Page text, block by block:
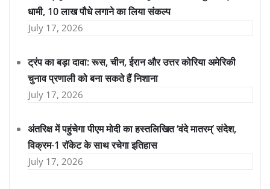
धामी, 10 लाख पौधे लगाने का लिया संकल्प
July 17, 2026
ट्रंप का बड़ा दावा: रूस, चीन, ईरान और उत्तर कोरिया अमेरिकी
चुनाव प्रणाली को बना सकते हैं निशाना
July 17, 2026
अंतरिक्ष में पहुंचेगा पीएम मोदी का हस्तलिखित ‘वंदे मातरम्’ संदेश,
विक्रम-1 रॉकेट के साथ रचेगा इतिहास
July 17, 2026